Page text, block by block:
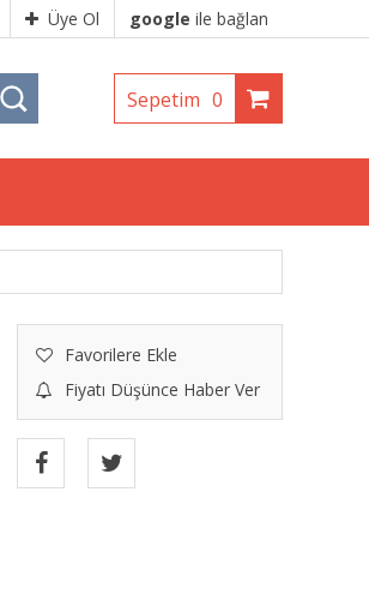
Üye Ol google ile bağlan
Sepetim 0
Favorilere Ekle
Fiyatı Düşünce Haber Ver